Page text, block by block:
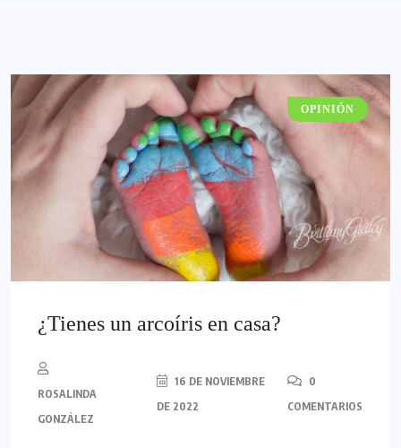
OPINIÓN
¿Tienes un arcoíris en casa?
ROSALINDA
GONZÁLEZ
16 DE NOVIEMBRE
DE 2022
0
COMENTARIOS